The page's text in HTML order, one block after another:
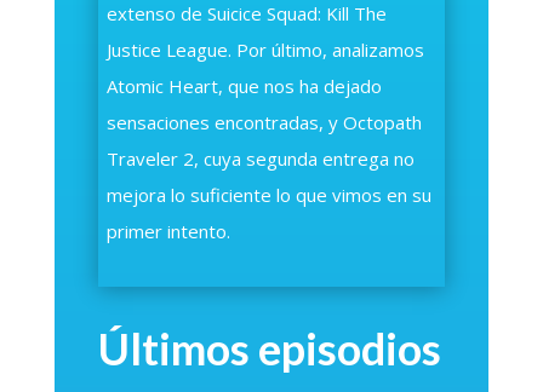
extenso de Suicice Squad: Kill The
Justice League. Por último, analizamos
Atomic Heart, que nos ha dejado
sensaciones encontradas, y Octopath
Traveler 2, cuya segunda entrega no
mejora lo suficiente lo que vimos en su
primer intento.
Últimos episodios